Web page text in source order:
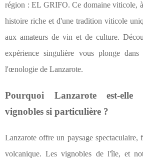
région : EL GRIFO. Ce domaine viticole,
histoire riche et d'une tradition viticole
aux amateurs de vin et de culture.
expérience singulière vous plonge
l'œnologie de Lanzarote.
Pourquoi Lanzarote est-
vignobles si particulière ?
Lanzarote offre un paysage spectaculaire,
volcanique. Les vignobles de l'île, et